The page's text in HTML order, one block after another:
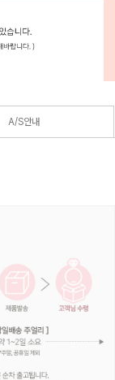
A/S안내